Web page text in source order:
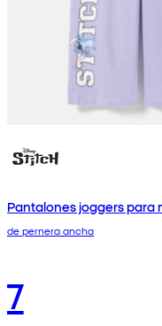
Pantalones joggers para
de pernera ancha
7